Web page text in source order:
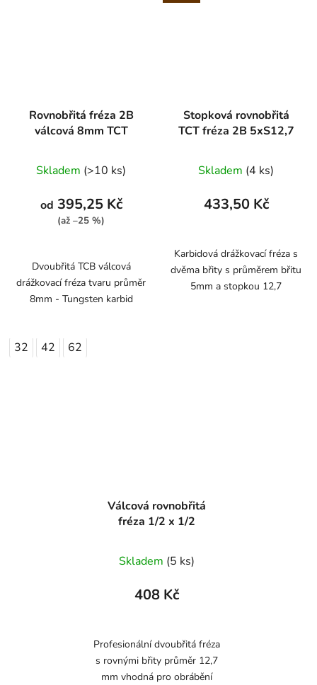
Rovnobřitá fréza 2B
válcová 8mm TCT
Skladem (>10 ks)
od 395,25 Kč
(až –25 %)
Dvoubřitá TCB válcová
drážkovací fréza tvaru průměr
8mm - Tungsten karbid
32 42 62
Stopková rovnobřitá
TCT fréza 2B 5xS12,7
Skladem (4 ks)
433,50 Kč
Karbidová drážkovací fréza s
dvěma břity s průměrem břitu
5mm a stopkou 12,7
Válcová rovnobřitá
fréza 1/2 x 1/2
Skladem (5 ks)
408 Kč
Profesionální dvoubřitá fréza
s rovnými břity průměr 12,7
mm vhodná pro obrábění